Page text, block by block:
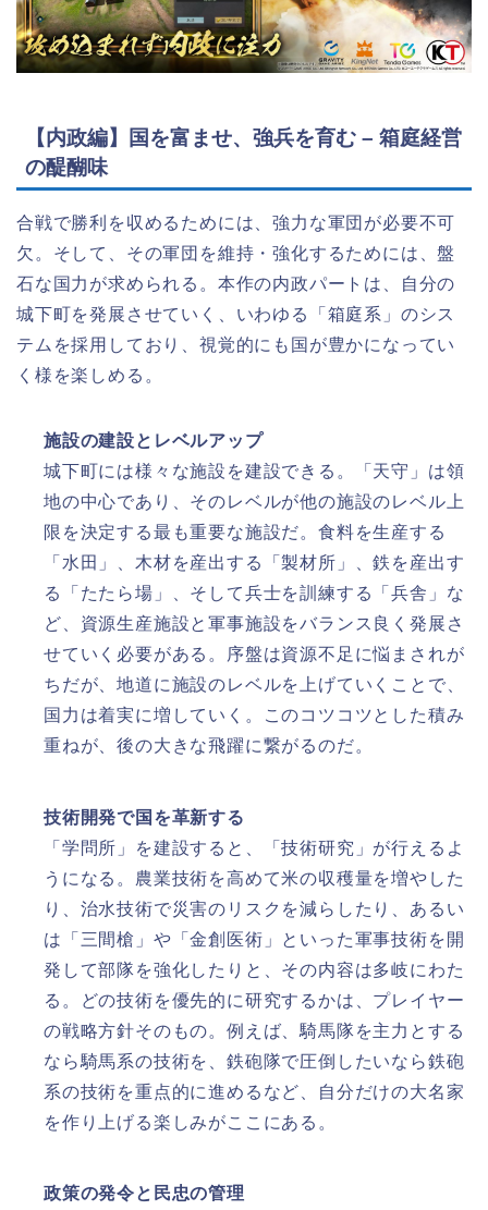
【内政編】国を富ませ、強兵を育む – 箱庭経営
の醍醐味
合戦で勝利を収めるためには、強力な軍団が必要不可
欠。そして、その軍団を維持・強化するためには、盤
石な国力が求められる。本作の内政パートは、自分の
城下町を発展させていく、いわゆる「箱庭系」のシス
テムを採用しており、視覚的にも国が豊かになってい
く様を楽しめる。
施設の建設とレベルアップ
城下町には様々な施設を建設できる。「天守」は領
地の中心であり、そのレベルが他の施設のレベル上
限を決定する最も重要な施設だ。食料を生産する
「水田」、木材を産出する「製材所」、鉄を産出す
る「たたら場」、そして兵士を訓練する「兵舎」な
ど、資源生産施設と軍事施設をバランス良く発展さ
せていく必要がある。序盤は資源不足に悩まされが
ちだが、地道に施設のレベルを上げていくことで、
国力は着実に増していく。このコツコツとした積み
重ねが、後の大きな飛躍に繋がるのだ。
技術開発で国を革新する
「学問所」を建設すると、「技術研究」が行えるよ
うになる。農業技術を高めて米の収穫量を増やした
り、治水技術で災害のリスクを減らしたり、あるい
は「三間槍」や「金創医術」といった軍事技術を開
発して部隊を強化したりと、その内容は多岐にわた
る。どの技術を優先的に研究するかは、プレイヤー
の戦略方針そのもの。例えば、騎馬隊を主力とする
なら騎馬系の技術を、鉄砲隊で圧倒したいなら鉄砲
系の技術を重点的に進めるなど、自分だけの大名家
を作り上げる楽しみがここにある。
政策の発令と民忠の管理